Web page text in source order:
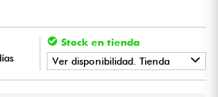
Stock en tienda
Ver disponibilidad. Tienda